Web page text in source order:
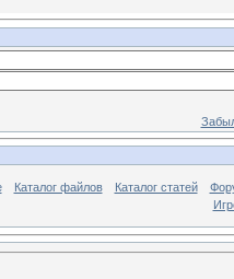
Каталог файлов Каталог статей